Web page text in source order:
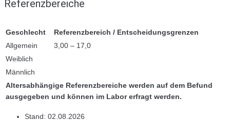
Referenzbereiche
Geschlecht Referenzbereich / Entscheidungsgrenzen
Altersabhängige Referenzbereiche werden auf dem Befund
ausgegeben und können im Labor erfragt werden.
Allgemein
3,00 – 17,0
Weiblich
Männlich
Stand: 02.08.2026